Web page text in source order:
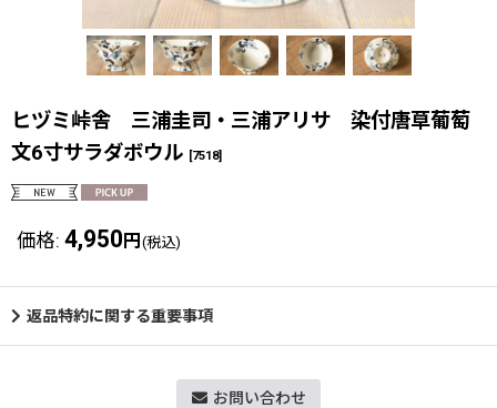
ヒヅミ峠舎 三浦圭司・三浦アリサ 染付唐草葡萄
文6寸サラダボウル [7518]
価格: 4,950 円 (税込)
返品特約に関する重要事項
お問い合わせ